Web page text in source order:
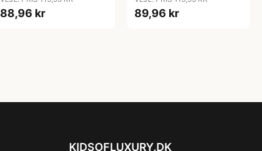
88,96 kr 89,96 kr
KIDSOFLUXURY.DK